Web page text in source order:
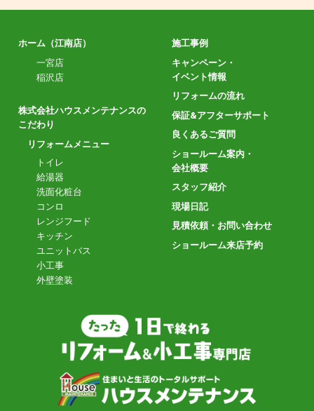
ホーム（江南店）
一宮店
稲沢店
株式会社ハウスメンテナンスの
こだわり
リフォームメニュー
トイレ
給湯器
洗面化粧台
コンロ
レンジフード
キッチン
ユニットバス
小工事
外壁塗装
施工事例
キャンペーン・
イベント情報
リフォームの流れ
保証&アフターサポート
良くあるご質問
ショールーム案内・
会社概要
スタッフ紹介
現場日記
見積依頼・お問い合わせ
ショールーム来店予約